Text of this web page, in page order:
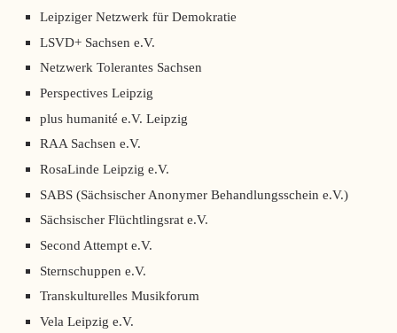
Leipziger Netzwerk für Demokratie
LSVD+ Sachsen e.V.
Netzwerk Tolerantes Sachsen
Perspectives Leipzig
plus humanité e.V. Leipzig
RAA Sachsen e.V.
RosaLinde Leipzig e.V.
SABS (Sächsischer Anonymer Behandlungsschein e.V.)
Sächsischer Flüchtlingsrat e.V.
Second Attempt e.V.
Sternschuppen e.V.
Transkulturelles Musikforum
Vela Leipzig e.V.